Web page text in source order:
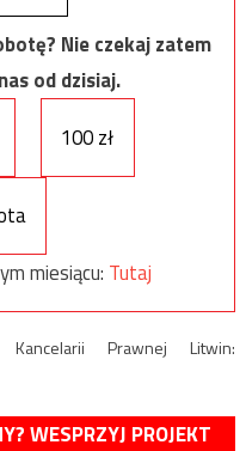
Nie czekaj zatem
od dzisiaj.
100 zł
miesiącu: Tutaj
Prawnej Litwin:
WESPRZYJ PROJEKT